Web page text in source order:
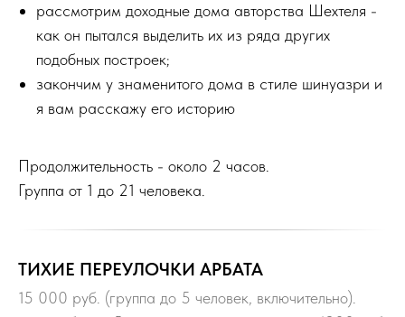
рассмотрим доходные дома авторства Шехтеля -
как он пытался выделить их из ряда других
подобных построек;
закончим у знаменитого дома в стиле шинуазри и
я вам расскажу его историю
Продолжительность - около 2 часов.
Группа от 1 до 21 человека.
ТИХИЕ ПЕРЕУЛОЧКИ АРБАТА
15 000 руб. (группа до 5 человек, включительно).